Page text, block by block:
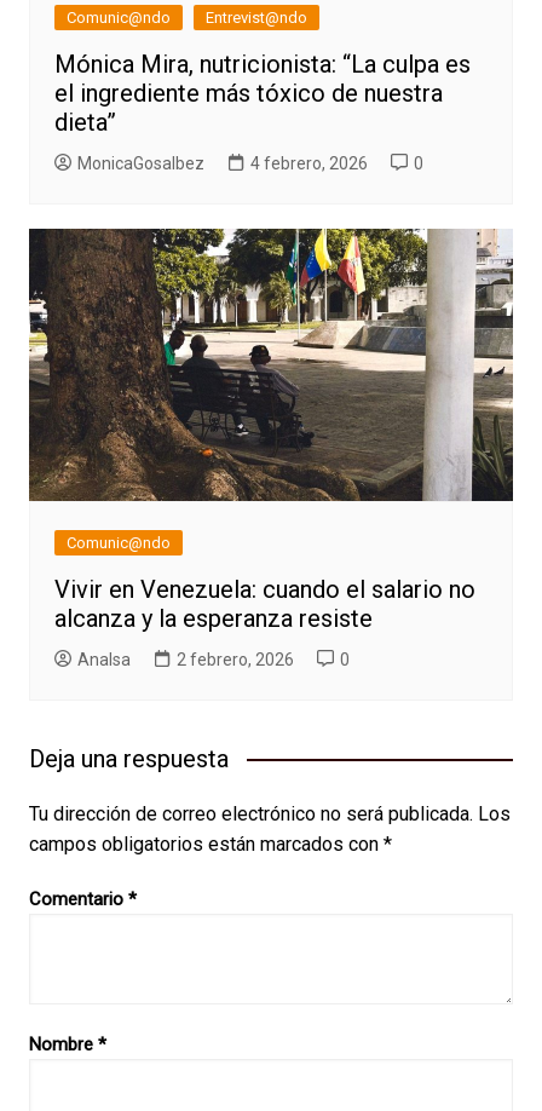
Comunic@ndo Entrevist@ndo
Mónica Mira, nutricionista: “La culpa es
el ingrediente más tóxico de nuestra
dieta”
MonicaGosalbez 4 febrero, 2026 0
Comunic@ndo
Vivir en Venezuela: cuando el salario no
alcanza y la esperanza resiste
AnaIsa 2 febrero, 2026 0
Deja una respuesta
Tu dirección de correo electrónico no será publicada. Los
campos obligatorios están marcados con *
Comentario *
Nombre *